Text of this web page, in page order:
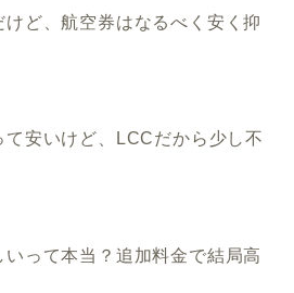
けど、航空券はなるべく安く抑
て安いけど、LCCだから少し不
いって本当？追加料金で結局高